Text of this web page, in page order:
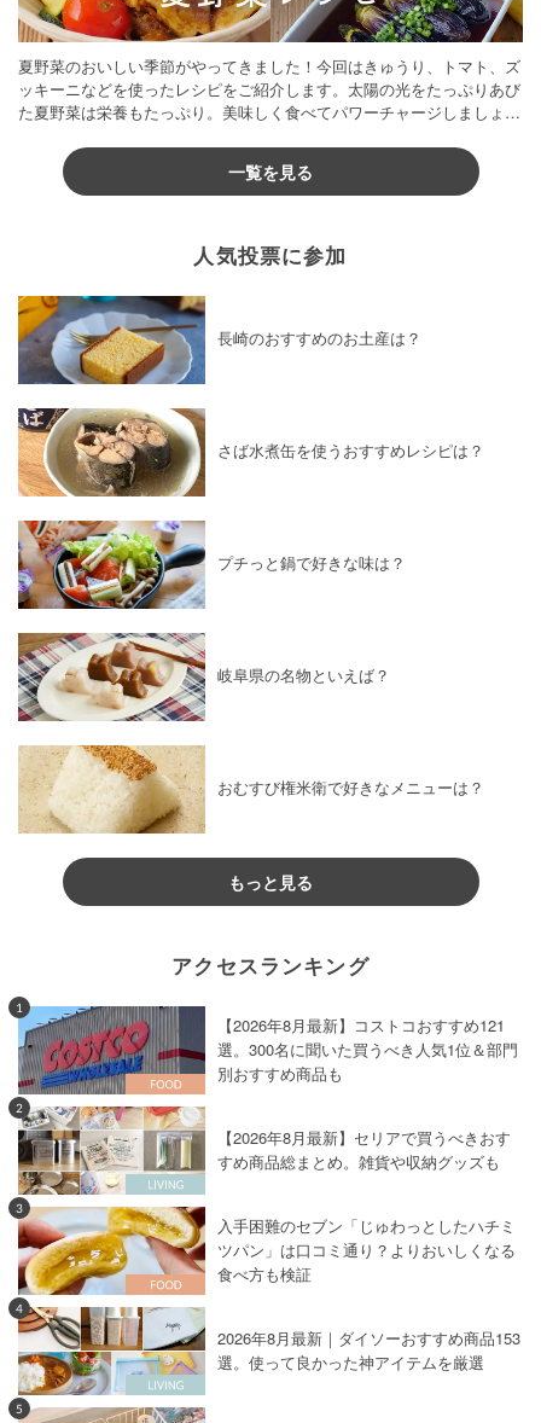
夏野菜のおいしい季節がやってきました！今回はきゅうり、トマト、ズ
ッキーニなどを使ったレシピをご紹介します。太陽の光をたっぷりあび
た夏野菜は栄養もたっぷり。美味しく食べてパワーチャージしましょう
一覧を見る
人気投票に参加
長崎のおすすめのお土産は？
さば水煮缶を使うおすすめレシピは？
プチっと鍋で好きな味は？
岐阜県の名物といえば？
おむすび権米衛で好きなメニューは？
もっと見る
アクセスランキング
1
【2026年8月最新】コストコおすすめ121
選。300名に聞いた買うべき人気1位＆部門
別おすすめ商品も
2
【2026年8月最新】セリアで買うべきおす
すめ商品総まとめ。雑貨や収納グッズも
3
入手困難のセブン「じゅわっとしたハチミ
ツパン」は口コミ通り？よりおいしくなる
食べ方も検証
4
2026年8月最新｜ダイソーおすすめ商品153
選。使って良かった神アイテムを厳選
5